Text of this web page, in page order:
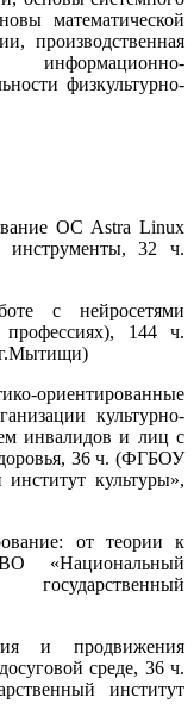
математической
производственная
информационно-
физкультурно-
ОС Astra Linux
инструменты, 32 ч.
с нейросетями
144 ч.
культурно-
инвалидов и лиц с
36 ч. (ФГБОУ
культуры»,
от теории к
«Национальный
государственный
и продвижения
среде, 36 ч.
институт